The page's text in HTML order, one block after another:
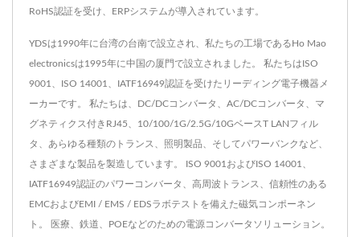
RoHS認証を受け、ERPシステムが導入されています。
YDSは1990年に台湾の台南で設立され、私たちの工場であるHo Mao
electronicsは1995年に中国の厦門で設立されました。 私たちはISO
9001、ISO 14001、IATF16949認証を受けたリーディング電子機器メ
ーカーです。 私たちは、DC/DCコンバータ、AC/DCコンバータ、マ
グネティクス付きRJ45、10/100/1G/2.5G/10GベースT LANフィル
タ、あらゆる種類のトランス、照明製品、そしてパワーバンクなど、
さまざまな製品を製造しています。 ISO 9001およびISO 14001、
IATF16949認証のパワーコンバータ、高周波トランス、信頼性のある
EMCおよびEMI / EMS / EDSラボテストを備えた磁気コンポーネン
ト。 医療、鉄道、POEなどのための電源コンバータソリューション。